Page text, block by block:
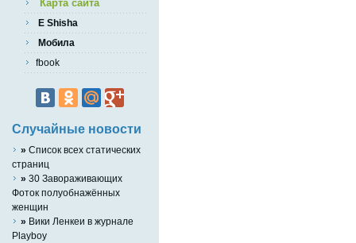
Карта сайта
E Shisha
Мобила
fbook
Случайные новости
» Список всех статических
страниц
» 30 Завораживающих
Фоток полуобнажённых
женщин
» Вики Ленкеи в журнале
Playboy